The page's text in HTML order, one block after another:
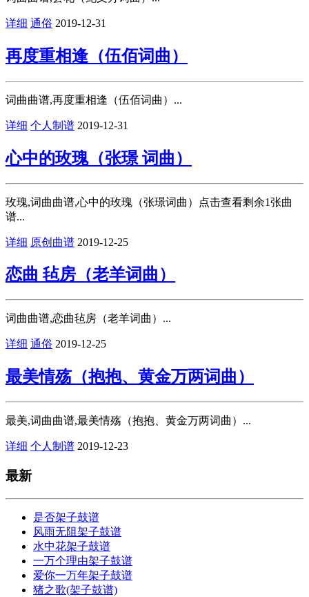
详细 通俗 2019-12-31
再度重相逢（伍佰词曲）
词曲曲谱,再度重相逢（伍佰词曲）...
详细 个人制谱 2019-12-31
心中的玫瑰（张璟 词曲）
玫瑰,词曲曲谱,心中的玫瑰（张璟词曲）点击查看剩余1张曲
谱...
详细 原创曲谱 2019-12-25
恋曲 毡房（老羊词曲）
词曲曲谱,恋曲毡房（老羊词曲）...
详细 通俗 2019-12-25
最美情殇（抱抱、黄金万两词曲）
最美,词曲曲谱,最美情殇（抱抱、黄金万两词曲）...
详细 个人制谱 2019-12-23
最新
是否架子鼓谱
风雨无阻架子鼓谱
水中花架子鼓谱
一万个理由架子鼓谱
爱你一万年架子鼓谱
猪之歌(架子鼓谱)